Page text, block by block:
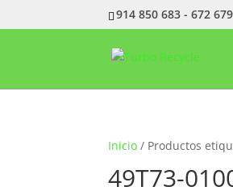
914 850 683 - 672
Inicio / Productos
49T73-